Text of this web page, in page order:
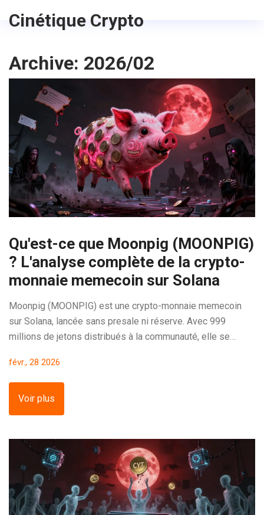
Cinétique Crypto
Archive: 2026/02
Qu'est-ce que Moonpig (MOONPIG)
? L'analyse complète de la crypto-
monnaie memecoin sur Solana
Moonpig (MOONPIG) est une crypto-monnaie memecoin
sur Solana, lancée sans presale ni réserve. Avec 999
millions de jetons distribués à la communauté, elle se
liquidité et son risque élevé.
févr., 28 2026
Voir plus